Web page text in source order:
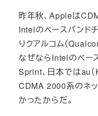
昨年秋、Appleは
Intelのベースバンド
りクアルコム（
なぜならIntelのベー
Sprint、日本ではau
CDMA 2000系のネ
かったからだ。